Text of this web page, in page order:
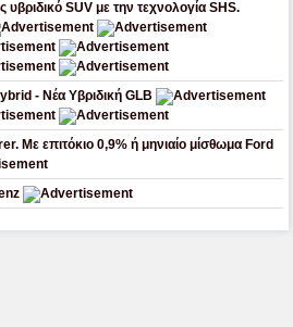
SUV με την τεχνολογία SHS.
- Νέα Υβριδική GLB
Με επιτόκιο 0,9% ή μηνιαίο μίσθωμα Ford